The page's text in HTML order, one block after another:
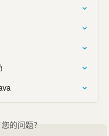
的问题？